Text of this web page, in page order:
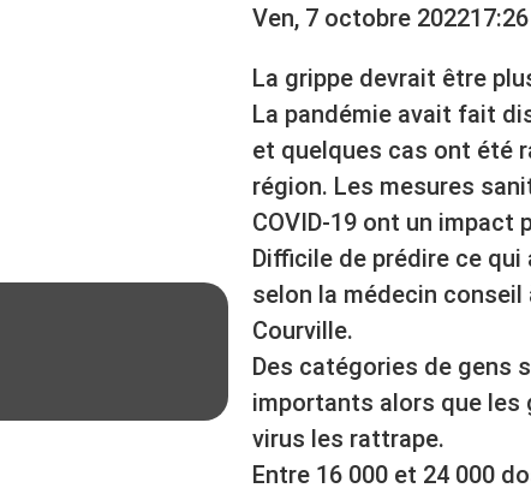
Ven, 7 octobre 202217:26
La grippe devrait être
La pandémie avait fait
et quelques cas ont été
région. Les mesures
COVID-19 ont un impact
Difficile de prédire ce
selon la médecin conseil
Courville.
Des catégories de gens
importants alors que les
virus les rattrape.
Entre 16 000 et 24 000